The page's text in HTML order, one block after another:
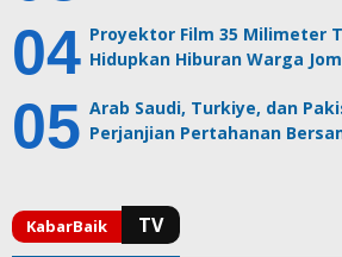
Proyektor Film 35 Milimeter
Hidupkan Hiburan Warga
Arab Saudi, Turkiye, dan
Perjanjian Pertahanan